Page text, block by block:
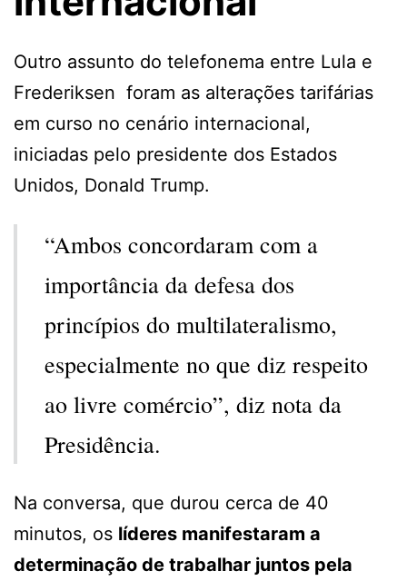
Outro assunto do telefonema entre Lula e
Frederiksen foram as alterações tarifárias
em curso no cenário internacional,
iniciadas pelo presidente dos Estados
Unidos, Donald Trump.
“Ambos concordaram com a
importância da defesa dos
princípios do multilateralismo,
especialmente no que diz respeito
ao livre comércio”, diz nota da
Presidência.
Na conversa, que durou cerca de 40
minutos, os líderes manifestaram a
determinação de trabalhar juntos pela